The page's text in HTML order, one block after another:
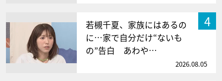
4
若槻千夏、家族にはあるの
に…家で自分だけ“ないも
の”告白 あわや…
2026.08.05